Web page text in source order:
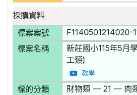
採購資料
標案案號
F1140501214020-
標案名稱
新莊國小115年5月
工類)
教學
標的分類
財物類 — 21 — 肉